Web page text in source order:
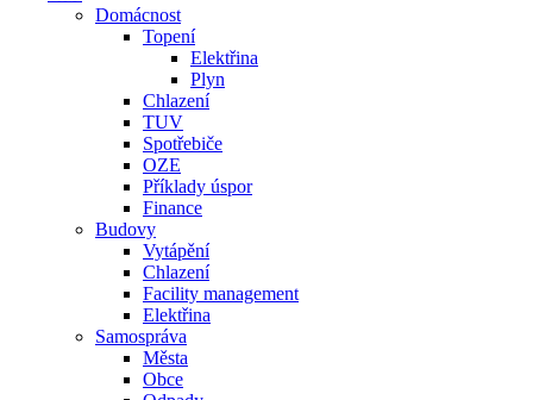
Domácnost
Topení
Elektřina
Plyn
Chlazení
TUV
Spotřebiče
OZE
Příklady úspor
Finance
Budovy
Vytápění
Chlazení
Facility management
Elektřina
Samospráva
Města
Obce